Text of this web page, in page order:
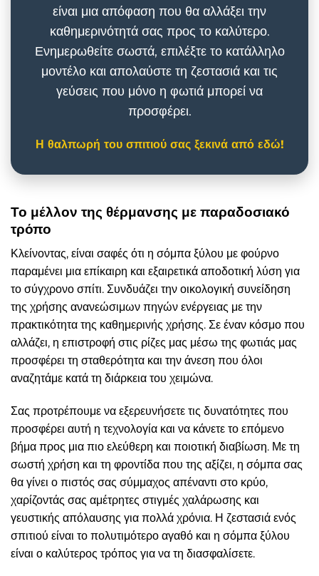
είναι μια απόφαση που θα αλλάξει την
καθημερινότητά σας προς το καλύτερο.
Ενημερωθείτε σωστά, επιλέξτε το κατάλληλο
μοντέλο και απολαύστε τη ζεστασιά και τις
γεύσεις που μόνο η φωτιά μπορεί να
προσφέρει.
Η θαλπωρή του σπιτιού σας ξεκινά από εδώ!
Το μέλλον της θέρμανσης με παραδοσιακό
τρόπο
Κλείνοντας, είναι σαφές ότι η σόμπα ξύλου με φούρνο
παραμένει μια επίκαιρη και εξαιρετικά αποδοτική λύση για
το σύγχρονο σπίτι. Συνδυάζει την οικολογική συνείδηση
της χρήσης ανανεώσιμων πηγών ενέργειας με την
πρακτικότητα της καθημερινής χρήσης. Σε έναν κόσμο που
αλλάζει, η επιστροφή στις ρίζες μας μέσω της φωτιάς μας
προσφέρει τη σταθερότητα και την άνεση που όλοι
αναζητάμε κατά τη διάρκεια του χειμώνα.
Σας προτρέπουμε να εξερευνήσετε τις δυνατότητες που
προσφέρει αυτή η τεχνολογία και να κάνετε το επόμενο
βήμα προς μια πιο ελεύθερη και ποιοτική διαβίωση. Με τη
σωστή χρήση και τη φροντίδα που της αξίζει, η σόμπα σας
θα γίνει ο πιστός σας σύμμαχος απέναντι στο κρύο,
χαρίζοντάς σας αμέτρητες στιγμές χαλάρωσης και
γευστικής απόλαυσης για πολλά χρόνια. Η ζεστασιά ενός
σπιτιού είναι το πολυτιμότερο αγαθό και η σόμπα ξύλου
είναι ο καλύτερος τρόπος για να τη διασφαλίσετε.